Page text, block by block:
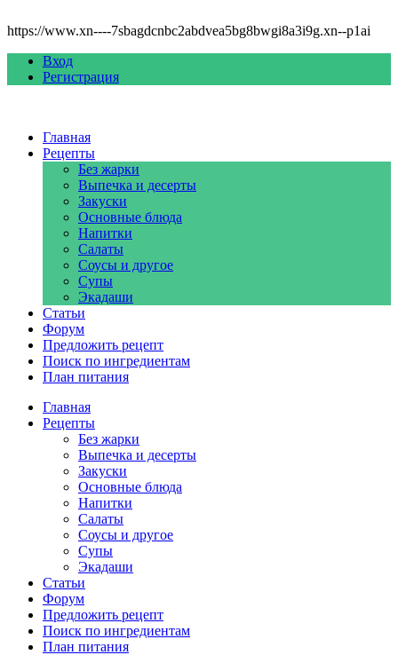
https://www.xn----7sbagdcnbc2abdvea5bg8bwgi8a3i9g.xn--p1ai
Вход
Регистрация
Главная
Рецепты
Без жарки
Выпечка и десерты
Закуски
Основные блюда
Напитки
Салаты
Соусы и другое
Супы
Экадаши
Статьи
Форум
Предложить рецепт
Поиск по ингредиентам
План питания
Главная
Рецепты
Без жарки
Выпечка и десерты
Закуски
Основные блюда
Напитки
Салаты
Соусы и другое
Супы
Экадаши
Статьи
Форум
Предложить рецепт
Поиск по ингредиентам
План питания